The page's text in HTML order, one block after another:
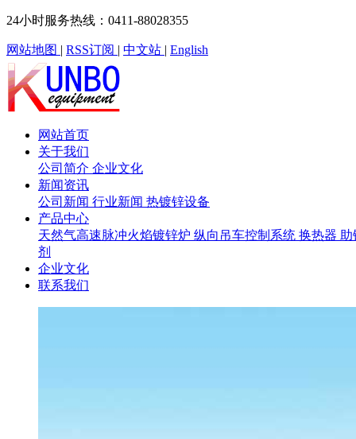
24小时服务热线：0411-88028355
网站地图 | RSS订阅 | 中文站 | English
网站首页
关于我们
公司简介 企业文化
新闻资讯
公司新闻 行业新闻 热镀锌设备
产品中心
天然气高速脉冲火焰镀锌炉 纵向吊车控制系统 换热器
剂
企业文化
联系我们